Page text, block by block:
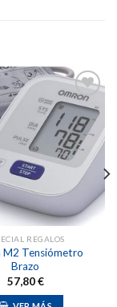
Añadir
a la
lista de
deseos
REGALOS
M2 Tensiómetro
Brazo
57,80€